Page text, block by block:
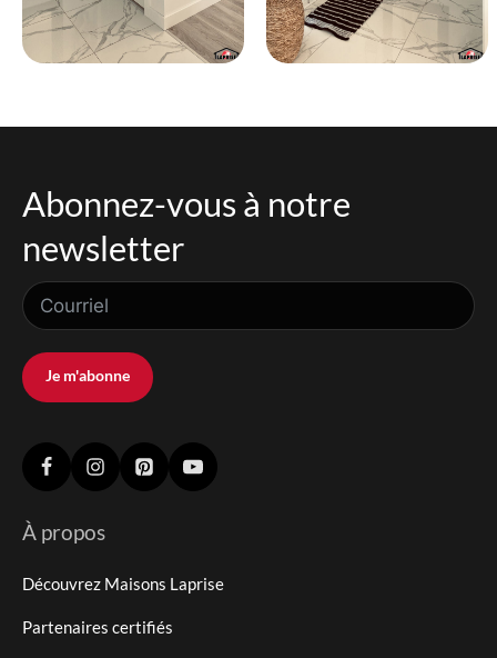
Abonnez-vous à notre
newsletter
Je m'abonne
À propos
Découvrez Maisons Laprise
Partenaires certifiés